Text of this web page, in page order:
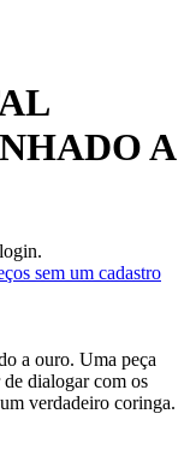
A
sem um cadastro
a ouro. Uma peça
de dialogar com os
verdadeiro coringa.